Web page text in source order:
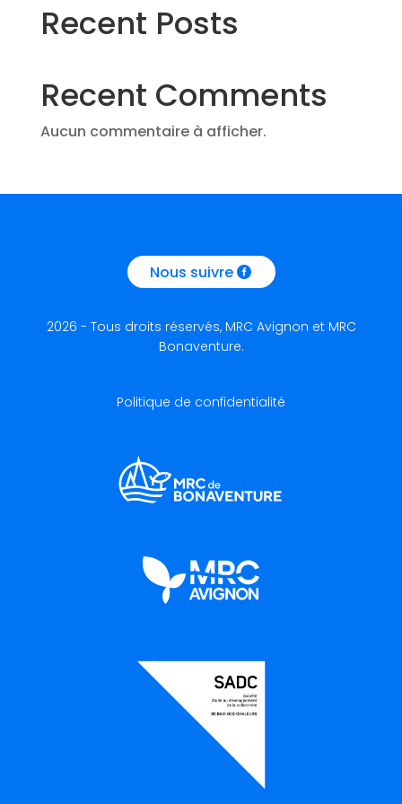
Recent Posts
Recent Comments
Aucun commentaire à afficher.
Nous suivre
2026 - Tous droits réservés, MRC Avignon et MRC
Bonaventure.
Politique de confidentialité